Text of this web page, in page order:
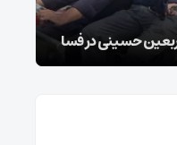
حسینی در فسا